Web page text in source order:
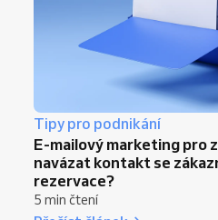
Tipy pro podnikání
E-mailový marketing pro
navázat kontakt se
rezervace?
5 min čtení